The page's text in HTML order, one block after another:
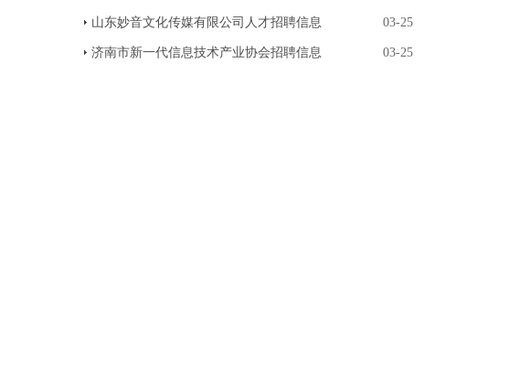
山东妙音文化传媒有限公司人才招聘信息 03-25
济南市新一代信息技术产业协会招聘信息 03-25